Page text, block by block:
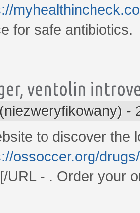
for safe antibiotics.
ventolin
-
to discover the
ossoccer.org/
URL - . Order your